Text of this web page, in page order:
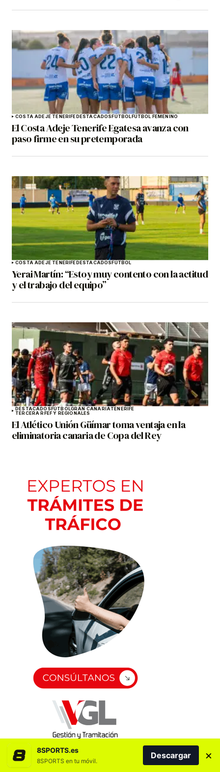
COSTA ADEJE TENERIFEDESTACADOSFÚTBOLFÚTBOL FEMENINO
El Costa Adeje Tenerife Egatesa avanza con
paso firme en su pretemporada
COSTA ADEJE TENERIFEDESTACADOSFÚTBOL
Yerai Martín: “Estoy muy contento con la actitud
y el trabajo del equipo”
DESTACADOSFÚTBOLGRAN CANARIATENERIFE
TERCERA RFEF Y REGIONALES
El Atlético Unión Güímar toma ventaja en la
eliminatoria canaria de Copa del Rey
8SPORTS.es
8SPORTS en tu móvil.
Descargar ×